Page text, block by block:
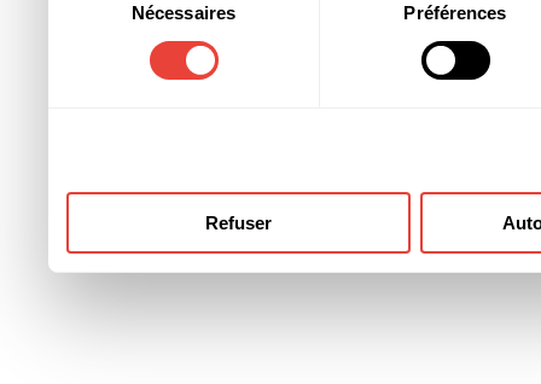
d'autres informations
ont collectées lors de
consentement
Nécessaires Préférences
Refuser